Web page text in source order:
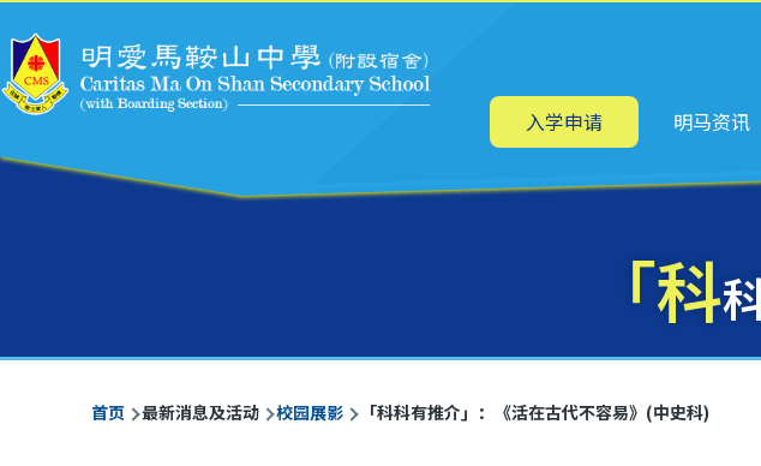
主
航 入学申请 明马资讯
「科
面
包
首页 最新消息及活动 校园展影 「科科有推介」：《活在古代不容易》(中史科)